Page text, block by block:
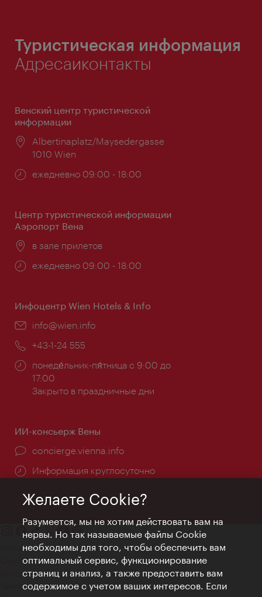
Туристическая информация
Адресаиконтакты
Венский центр туристической
информации
Расположение:
Albertinaplatz/Maysedergasse
1010 Wien
Часы
ежедневно 09:00 - 18:00
Центр туристической информации
Аэропорт Вена
Расположение:
в зале прилетов
Часы
ежедневно 09:00 - 18:00
Инфоцентр Wien Hotels & Info
Эл.
info@wien.info
Телефон:
+43-1-24 555
Часы
работы:
понеде́льник-пя́тница с 9:00 до
17:00
Закрыто в праздничные дни
ИИ-консьерж Вены
concierge.vienna.info
Информация круглосуточно
Контакт
Credits
Положение о конфиденциальности
Terms of Use
Желаете Cookie?
Разумеется, мы не хотим действовать вам на
нервы. Но так называемые файлы Cookie
необходимы для того, чтобы обеспечить вам
оптимальный сервис, функционирование
страниц и анализ, а также предоставить вам
содержимое с учетом ваших интересов. Если